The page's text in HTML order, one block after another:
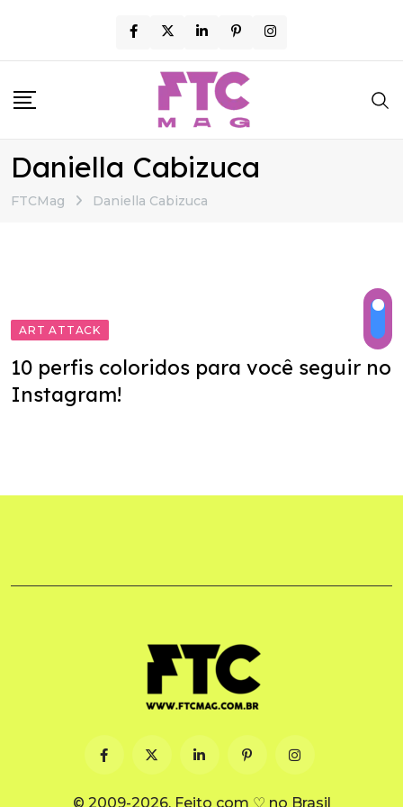
content
Daniella Cabizuca
FTCMag Daniella Cabizuca
ART ATTACK
10 perfis coloridos para você seguir no
Instagram!
© 2009-2026. Feito com ♡ no Brasil